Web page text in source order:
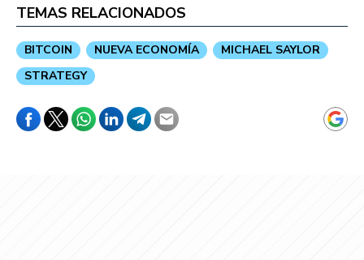
TEMAS RELACIONADOS
BITCOIN NUEVA ECONOMÍA
MICHAEL SAYLOR
STRATEGY